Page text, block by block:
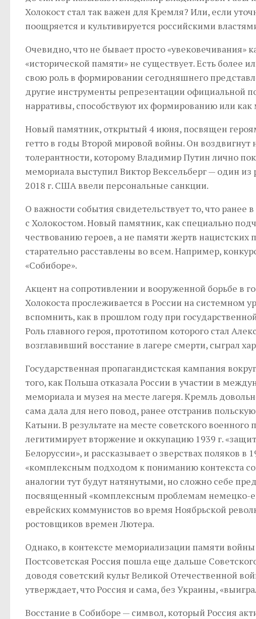
Холокост стал так важен для Кремля? Или, если
поощряется и культивируется российскими
Очевидно, что не бывает просто «увековечивания»
«исторической памяти» не существует. Есть более
свою роль в формировании сегодняшнего
другие инструменты репрезентации официальной
нарративы, способствуют их формированию или
Новый памятник, открытый 4 июня, посвящен
гетто в годы Второй мировой войны. Он воздвигнут
толерантности, которому Владимир Путин лично
мемориала выступил Виктор Вексельберг — один
2018 г. США ввели персональные санкции.
О важности события свидетельствует то, что
с Холокостом. Новый памятник, как специально
чествованию героев, а не памяти жертв
старательно расставлены во всем. Например,
«Собиборе».
Акцент на сопротивлении и вооруженной борьбе в
Холокоста прослеживается в России на системном
вспомнить, как в прошлом году при
Роль главного героя, прототипом которого стал
возглавивший восстание в лагере смерти, сыграл
Государственная пропагандистская кампания
того, как Польша отказала России в участии в
мемориала и музея на месте лагеря. Кремль
сама дала для него повод, ранее отстранив
Катыни. В результате на месте советского
легитимирует вторжение и оккупацию 1939 г.
Белоруссии», и рассказывает о зверствах поляков в
«комплексным подходом к пониманию контекста
аналогии тут будут натянутыми, но сложно себе
посвященный «комплексным проблемам немецко-
еврейских коммунистов во время Ноябрьской
ростовщиков времен Лютера.
Однако, в контексте мемориализации памяти
Постсоветская Россия пошла еще дальше
доводя советский культ Великой Отечественной
утверждает, что Россия и сама, без Украины,
Восстание в Собиборе — символ, который Россия